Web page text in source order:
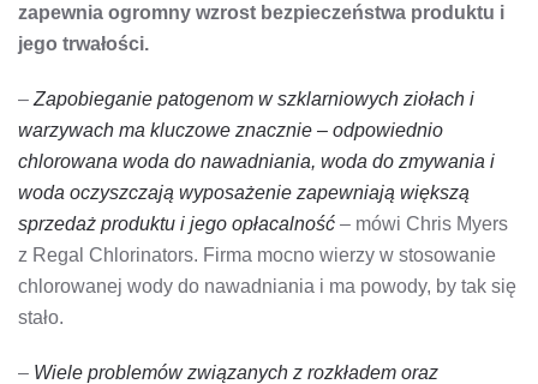
zapewnia ogromny wzrost bezpieczeństwa produktu i
jego trwałości.
– Zapobieganie patogenom w szklarniowych ziołach i
warzywach ma kluczowe znacznie – odpowiednio
chlorowana woda do nawadniania, woda do zmywania i
woda oczyszczają wyposażenie zapewniają większą
sprzedaż produktu i jego opłacalność – mówi Chris Myers
z Regal Chlorinators. Firma mocno wierzy w stosowanie
chlorowanej wody do nawadniania i ma powody, by tak się
stało.
– Wiele problemów związanych z rozkładem oraz